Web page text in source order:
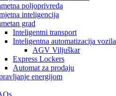
poljoprivreda
inteligencija
grad
Inteligentni transport
Inteligentna automatizacija vozila
AGV Viljuškar
Express Lockers
Automat za prodaju
energijom